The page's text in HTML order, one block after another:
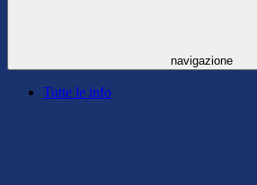
navigazione
Tutte le info